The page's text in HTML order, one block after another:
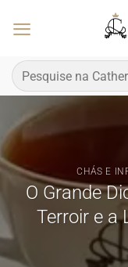
Pesquisar
por:
CHÁS E
O Grande
Terroir e a